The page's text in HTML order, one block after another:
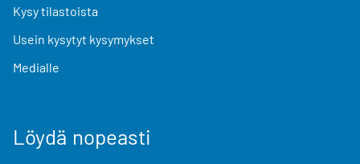
Kysy tilastoista
Usein kysytyt kysymykset
Medialle
Löydä nopeasti